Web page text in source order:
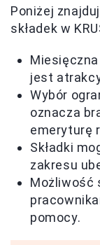
Poniżej
składek w
Miesięczna
jest
Wybór
oznacza
emeryturę
Składki
zakresu
Możliwość
pomocy.